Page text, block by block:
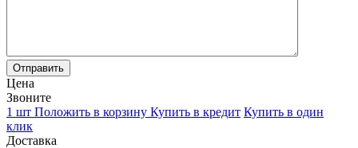
Цена
Звоните
1 шт Положить в корзину Купить в кредит Купить в один
клик
Доставка